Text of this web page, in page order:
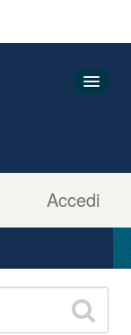
Accedi